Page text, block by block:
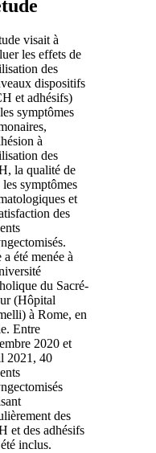
visait à
les effets de
des
dispositifs
et adhésifs)
symptômes
à
des
la qualité de
symptômes
et
des
a été menée à
du Sacré-
(Hôpital
à Rome, en
Entre
2020 et
2021, 40
des
et des adhésifs
inclus.